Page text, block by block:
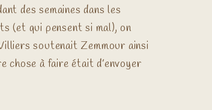
des semaines dans les
(et qui pensent si mal), on
soutenait Zemmour ainsi
à faire était d’envoyer